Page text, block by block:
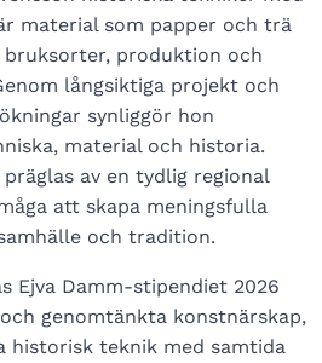
material som papper och trä
produktion och
långsiktiga projekt och
synliggör hon
material och historia.
av en tydlig regional
att skapa meningsfulla
och tradition.
Ejva Damm-stipendiet 2026
genomtänkta konstnärskap,
historisk teknik med samtida